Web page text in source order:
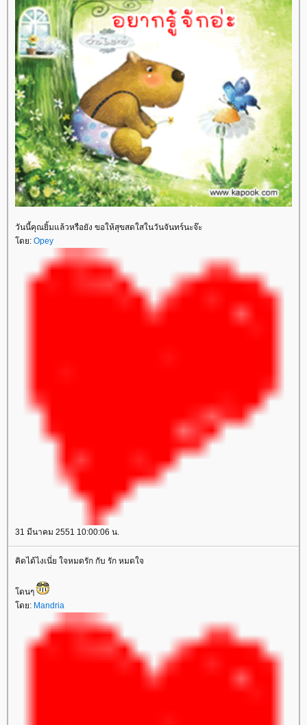
วันนี้คุณยิ้มแล้วหรือยัง ขอให้สุขสดใสในวันจันทร์นะจ๊ะ
โดย: Opey
31 มีนาคม 2551 10:00:06 น.
คิดได้ไงเนี่ย ใจหมดรัก กับ รัก หมดใจ
โดนๆ
โดย: Mandria